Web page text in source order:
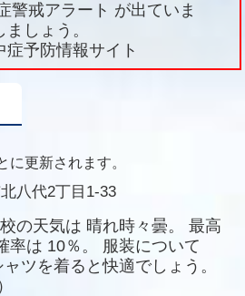
警戒アラート が出ていま
しょう。
予防情報サイト
に更新されます。
八代2丁目1-33
の天気は 晴れ時々曇。
最高
率は 10％。
服装について
ツを着ると快適でしょう。